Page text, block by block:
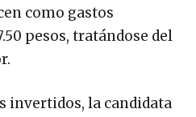
como gastos
pesos, tratándose del
invertidos, la candidata